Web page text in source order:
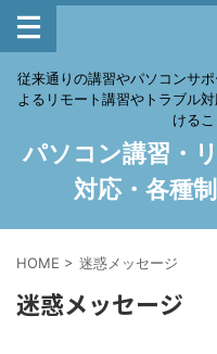
従来通りの講習やパソコンサ
よるリモート講習やトラブル
けるこ
パソコン講習・
対応・各種
HOME > 迷惑メッセージ
迷惑メッセージ